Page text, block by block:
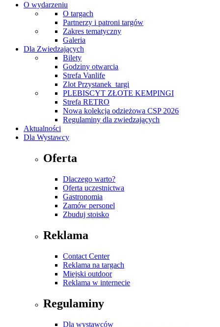
O wydarzeniu
O targach
Partnerzy i patroni targów
Zakres tematyczny
Galeria
Dla Zwiedzających
Bilety
Godziny otwarcia
Strefa Vanlife
Zlot Przystanek_targi
PLEBISCYT ZŁOTE KEMPINGI
Strefa RETRO
Nowa kolekcja odzieżowa CSP 2026
Regulaminy dla zwiedzających
Aktualności
Dla Wystawcy
Oferta
Dlaczego warto?
Oferta uczestnictwa
Gastronomia
Zamów personel
Zbuduj stoisko
Reklama
Contact Center
Reklama na targach
Miejski outdoor
Reklama w internecie
Regulaminy
Dla wystawców